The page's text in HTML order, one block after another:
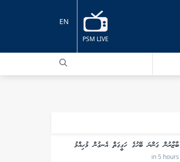
PSM LIVE
EN
ބާޒާރުން ގަންނަ ބޭހުގެ ހަގީގަތް އެނގުން މުހިއްމު
in 5 hours